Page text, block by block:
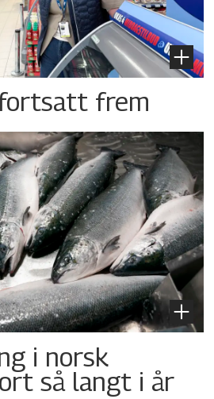
frem
i norsk
så langt i år